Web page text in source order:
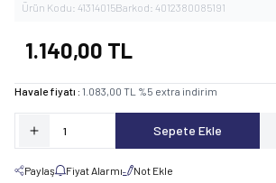
Ürün Kodu: 41314015Barkod: 4012380085191
1.140,00 TL
Havale fiyatı : 1.083,00 TL %5 extra indirim
Sepete Ekle
Paylaş Fiyat Alarmı Not Ekle